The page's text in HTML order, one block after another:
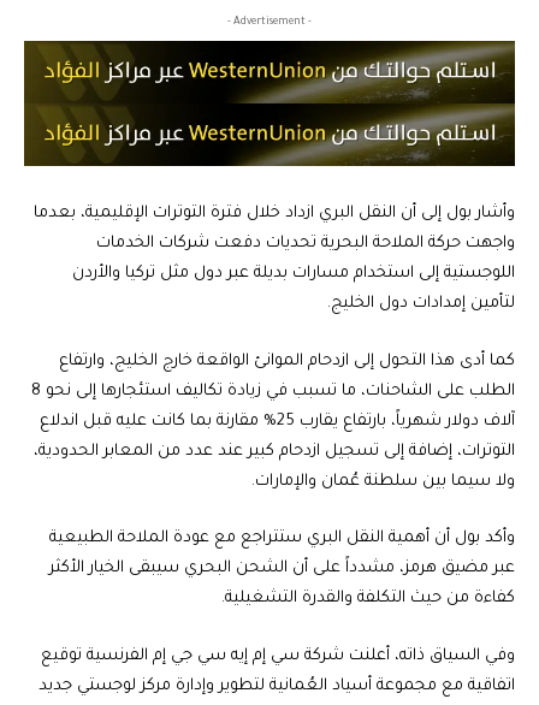
- Advertisement -
وأشار بول إلى أن النقل البري ازداد خلال فترة التوترات الإقليمية، بعدما
واجهت حركة الملاحة البحرية تحديات دفعت شركات الخدمات
اللوجستية إلى استخدام مسارات بديلة عبر دول مثل تركيا والأردن
لتأمين إمدادات دول الخليج.
كما أدى هذا التحول إلى ازدحام الموانئ الواقعة خارج الخليج، وارتفاع
الطلب على الشاحنات، ما تسبب في زيادة تكاليف استئجارها إلى نحو 8
آلاف دولار شهرياً، بارتفاع يقارب 25% مقارنة بما كانت عليه قبل اندلاع
التوترات، إضافة إلى تسجيل ازدحام كبير عند عدد من المعابر الحدودية،
ولا سيما بين سلطنة عُمان والإمارات.
وأكد بول أن أهمية النقل البري ستتراجع مع عودة الملاحة الطبيعية
عبر مضيق هرمز، مشدداً على أن الشحن البحري سيبقى الخيار الأكثر
كفاءة من حيث التكلفة والقدرة التشغيلية.
وفي السياق ذاته، أعلنت شركة سي إم إيه سي جي إم الفرنسية توقيع
اتفاقية مع مجموعة أسياد العُمانية لتطوير وإدارة مركز لوجستي جديد